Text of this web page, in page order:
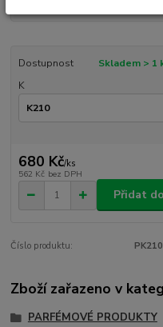
Dostupnost
Skladem > 1
K
680 Kč/ks
562 Kč bez DPH
Přidat
Číslo produktu: PK210
Zboží zařazeno v
PARFÉMOVÉ PRODUKTY